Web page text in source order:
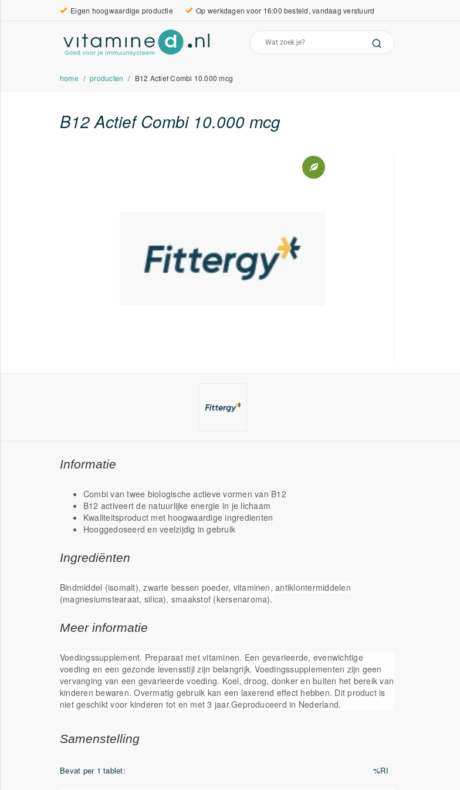
Eigen hoogwaardige productie Op werkdagen voor 16:00 besteld, vandaag verstuurd
home producten B12 Actief Combi 10.000 mcg
B12 Actief Combi 10.000 mcg
Informatie
Combi van twee biologische actieve vormen van B12
B12 activeert de natuurlijke energie in je lichaam
Kwaliteitsproduct met hoogwaardige ingredienten
Hooggedoseerd en veelzijdig in gebruik
Ingrediënten
Bindmiddel (isomalt), zwarte bessen poeder, vitaminen, antiklontermiddelen
(magnesiumstearaat, silica), smaakstof (kersenaroma).
Meer informatie
Voedingssupplement. Preparaat met vitaminen. Een gevarieerde, evenwichtige
voeding en een gezonde levensstijl zijn belangrijk. Voedingssupplementen zijn geen
vervanging van een gevarieerde voeding. Koel, droog, donker en buiten het bereik van
kinderen bewaren. Overmatig gebruik kan een laxerend effect hebben. Dit product is
niet geschikt voor kinderen tot en met 3 jaar.Geproduceerd in Nederland.
Samenstelling
Bevat per 1 tablet: %RI